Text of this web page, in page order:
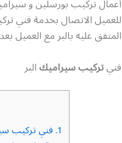
للعميل الاتصال بخدمة فني
المتفق عليه بالبر مع العميل
فنيتركيب سيراميكالبر
1. فني تركيب